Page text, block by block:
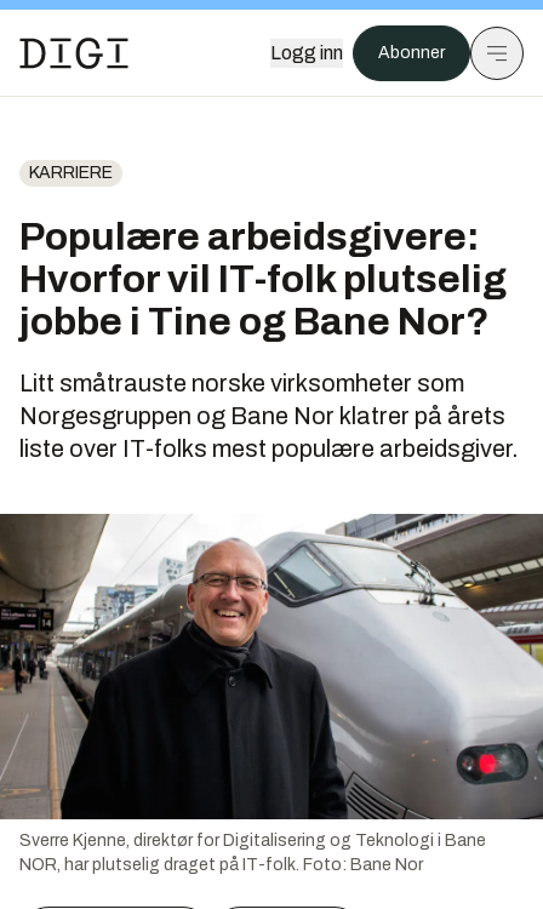
Logg inn Abonner
KARRIERE
Populære arbeidsgivere:
Hvorfor vil IT-folk plutselig
jobbe i Tine og Bane Nor?
Litt småtrauste norske virksomheter som
Norgesgruppen og Bane Nor klatrer på årets
liste over IT-folks mest populære arbeidsgiver.
Sverre Kjenne, direktør for Digitalisering og Teknologi i Bane
NOR, har plutselig draget på IT-folk. Foto: Bane Nor